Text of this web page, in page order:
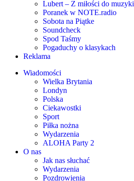
Lubert – Z miłości do muzyki
Poranek w NOTE.radio
Sobota na Piątke
Soundcheck
Spod Taśmy
Pogaduchy o klasykach
Reklama
Wiadomości
Wielka Brytania
Londyn
Polska
Ciekawostki
Sport
Piłka nożna
Wydarzenia
ALOHA Party 2
O nas
Jak nas słuchać
Wydarzenia
Pozdrowienia